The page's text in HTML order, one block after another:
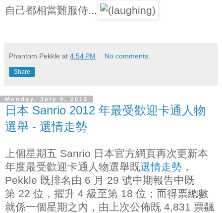
自己都相當難服侍...
Phantom Pekkle at 4:54 PM No comments:
Share
Monday, July 9, 2012
日本 Sanrio 2012 年最受歡迎卡通人物
選舉 - 選情走勢
上個星期五 Sanrio 日本官方網頁再次更新本
年度最受歡迎卡通人物選舉既選情走勢 ，
Pekkle 既排名由 6 月 29 號中期報告中既
第 22 位，擢升 4 級至第 18 位；而得票總數
就係一個星期之內，由上次公佈既 4,831 票飊